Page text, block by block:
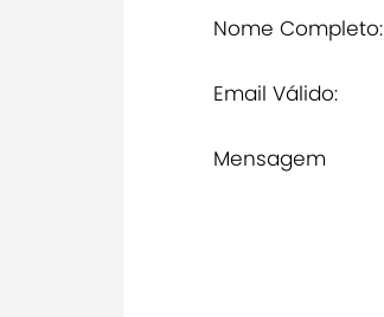
Nome Completo:
Email Válido:
Mensagem